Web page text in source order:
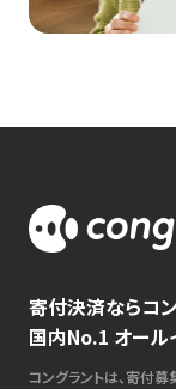
寄付決済ならコ
国内No.1 オール
コングラントは、寄付